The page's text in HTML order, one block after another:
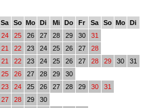
Sa So Mo Di Mi Do Fr Sa So Mo
Di
24 25 26 27 28 29 30
31
21 22 23 24 25 26 27
28
21 22 23 24 25 26 27 28 29 30
31
25 26 27 28 29
30
23 24 25 26 27 28 29 30
31
27 28 29
30